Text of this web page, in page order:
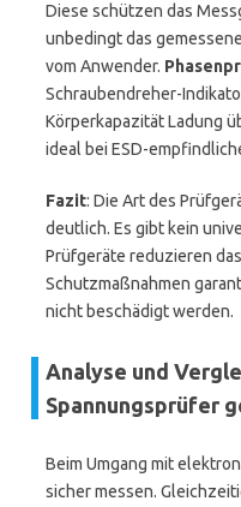
Diese schützen das
unbedingt das
vom Anwender.
Schraubendreher-
Körperkapazität Ladung
ideal bei ESD-
Fazit: Die Art des
deutlich. Es gibt kein
Prüfgeräte reduzieren
Schutzmaßnahmen
nicht beschädigt werden.
Analyse und
Spannungsprüfer
Beim Umgang mit
sicher messen.